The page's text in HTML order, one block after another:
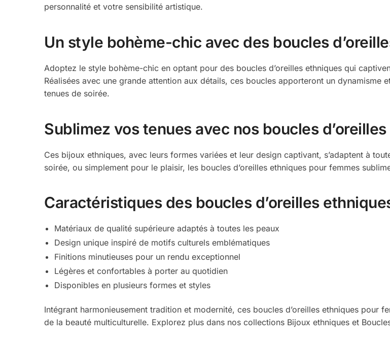
personnalité et votre sensibilité artistique.
Un style bohème-chic avec des boucles
Adoptez le style bohème-chic en optant pour des boucles d’oreilles ethniques qui
Réalisées avec une grande attention aux détails, ces boucles apporteront un
tenues de soirée.
Sublimez vos tenues avec nos boucles
Ces bijoux ethniques, avec leurs formes variées et leur design captivant, s’adaptent à
soirée, ou simplement pour le plaisir, les boucles d’oreilles ethniques pour femmes
Caractéristiques des boucles d’oreilles
Matériaux de qualité supérieure adaptés à toutes les peaux
Design unique inspiré de motifs culturels emblématiques
Finitions minutieuses pour un rendu exceptionnel
Légères et confortables à porter au quotidien
Disponibles en plusieurs formes et styles
Intégrant harmonieusement tradition et modernité, ces boucles d’oreilles ethniques pour
de la beauté multiculturelle. Explorez plus dans nos collections Bijoux ethniques et